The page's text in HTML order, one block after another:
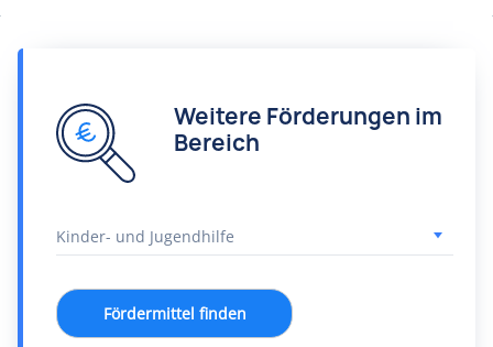
Weitere Förderungen im
Bereich
Fördermittel finden